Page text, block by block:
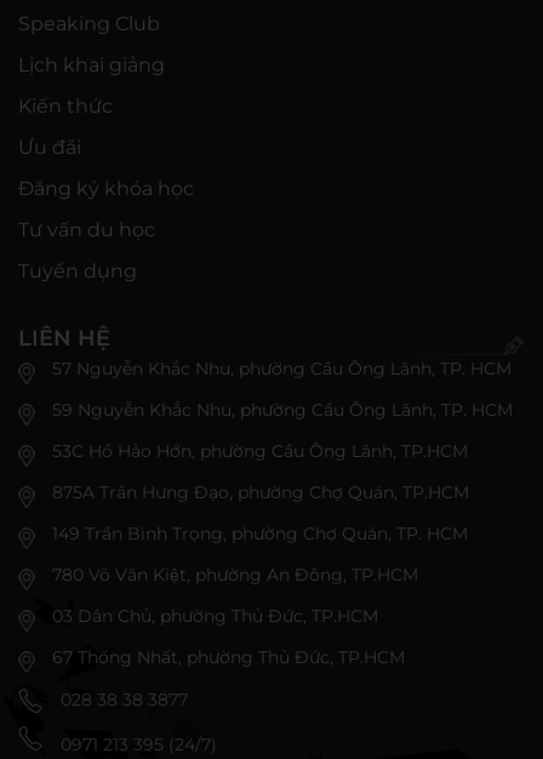
Speaking Club
Lịch khai giảng
Kiến thức
Ưu đãi
Đăng ký khóa học
Tư vấn du học
Tuyển dụng
LIÊN HỆ
57 Nguyễn Khắc Nhu, phường Cầu Ông Lãnh, TP. HCM
59 Nguyễn Khắc Nhu, phường Cầu Ông Lãnh, TP. HCM
53C Hồ Hảo Hớn, phường Cầu Ông Lãnh, TP.HCM
875A Trần Hưng Đạo, phường Chợ Quán, TP.HCM
149 Trần Bình Trọng, phường Chợ Quán, TP. HCM
780 Võ Văn Kiệt, phường An Đông, TP.HCM
03 Dân Chủ, phường Thủ Đức, TP.HCM
67 Thống Nhất, phường Thủ Đức, TP.HCM
028 38 38 3877
0971 213 395 (24/7)